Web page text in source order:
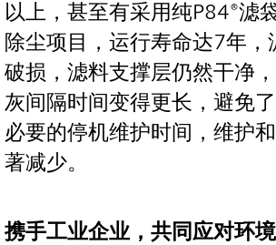
以上，甚至有采用纯P84®滤
除尘项目，运行寿命达7年，
破损，滤料支撑层仍然干净
灰间隔时间变得更长，避免
必要的停机维护时间，维护
著减少。
携手工业企业，共同应对环